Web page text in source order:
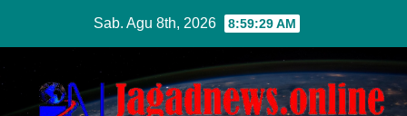
content
Sab. Agu 8th, 2026 8:59:31 AM